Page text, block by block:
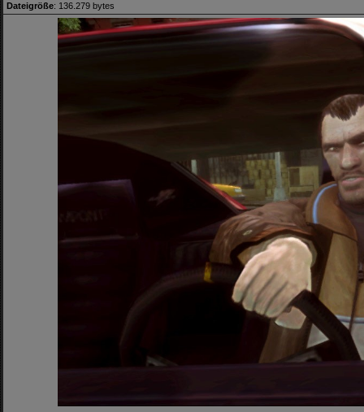
Dateigröße: 136.279 bytes